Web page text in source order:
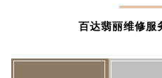
百达翡丽维修服